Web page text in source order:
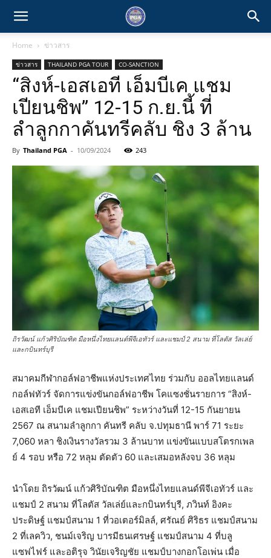
Home ข่าวสาร
ข่าวสาร THAILAND PGA TOUR CO-SANCTION
“สิงห์-เอสเอที เอ็มบีเค แชม
เปียนชิพ” 12-15 ก.ย.นี้ ที่
ลำลูกกาคันทรีคลับ ชิง 3 ล้าน
By Thailand PGA - 10/09/2024 243
ถิรวัฒน์ แก้วศิริบัณฑิต มือหนึ่งไทยแลนด์พีจีเอทัวร์ และแชมป์ 2 สนาม ที่โลตัส วัลเล่ย์
และกบินทร์บุรี
สมาคมกีฬากอล์ฟอาชีพแห่งประเทศไทย ร่วมกับ ออลไทยแลนด์
กอล์ฟทัวร์ จัดการแข่งขันกอล์ฟอาชีพ โคแซงชั่นรายการ “สิงห์-
เอสเอที เอ็มบีเค แชมเปียนชิพ” ระหว่างวันที่ 12-15 กันยายน
2567 ณ สนามลำลูกกา คันทรี คลับ จ.ปทุมธานี พาร์ 71 ระยะ
7,060 หลา ชิงเงินรางวัลรวม 3 ล้านบาท แข่งขันแบบสโตรกเพล
ย์ 4 รอบ หรือ 72 หลุม ตัดตัว 60 และเสมอหลังจบ 36 หลุม
นำโดย ถิรวัฒน์ แก้วศิริบัณฑิต มือหนึ่งไทยแลนด์พีจีเอทัวร์ และ
แชมป์ 2 สนาม ที่โลตัส วัลเล่ย์และกบินทร์บุรี, ภวินท์ อิงคะ
ประดิษฐ์ แชมป์สนาม 1 ที่วอเตอร์มิลล์, ศรัณย์ ศิริธร แชมป์สนาม
2 ที่เลควิว, ชนม์เจริญ บารมีธนเศรษฐ์ แชมป์สนาม 4 ที่บลู
แซฟไฟร์ และอติรุจ วินัยเจริญชัย แชมป์บางกอกโอเพ่น เมื่อ